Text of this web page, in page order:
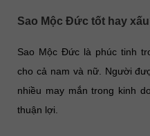
Sao Mộc Đức tốt hay
Sao Mộc Đức là phúc tinh
cho cả nam và nữ. Người
nhiều may mắn trong kinh
thuận lợi.